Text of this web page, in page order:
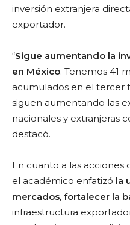
inversión extranjera
exportador.
“Sigue aumentando la
en México. Tenemos 41
acumulados en el tercer
siguen aumentando las
nacionales y extranjeras
destacó.
En cuanto a las acciones
el académico enfatizó la
mercados, fortalecer la
infraestructura